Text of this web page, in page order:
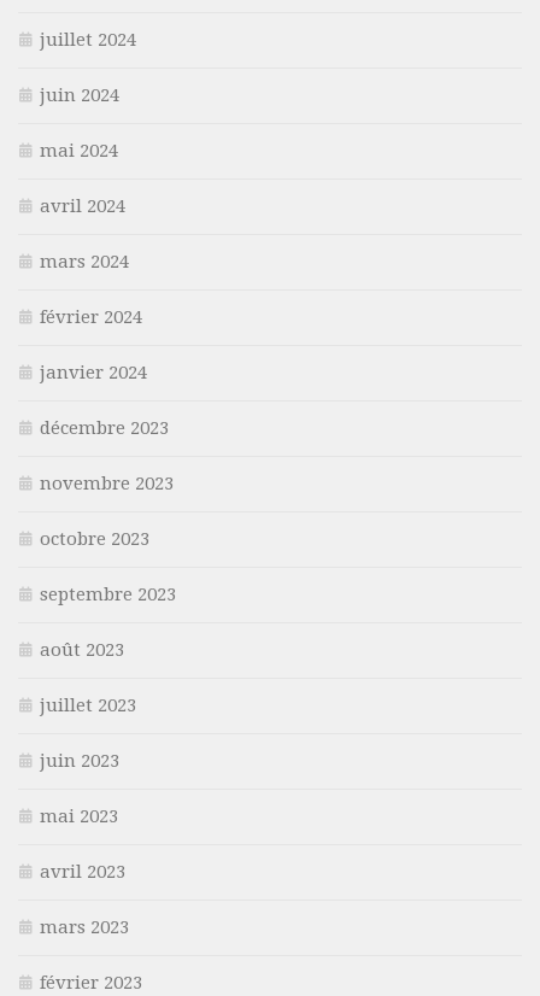
juillet 2024
juin 2024
mai 2024
avril 2024
mars 2024
février 2024
janvier 2024
décembre 2023
novembre 2023
octobre 2023
septembre 2023
août 2023
juillet 2023
juin 2023
mai 2023
avril 2023
mars 2023
février 2023